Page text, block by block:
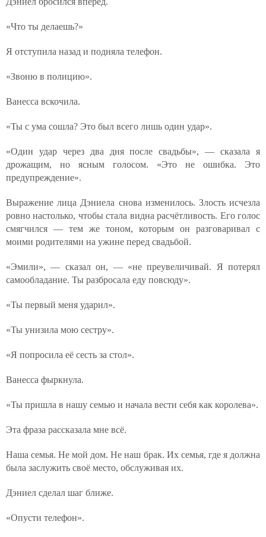
«Что ты делаешь?»
Я отступила назад и подняла телефон.
«Звоню в полицию».
Ванесса вскочила.
«Ты с ума сошла? Это был всего лишь один удар».
«Один удар через два дня после свадьбы», — сказала я
дрожащим, но ясным голосом. «Это не ошибка. Это
предупреждение».
Выражение лица Дэниела снова изменилось. Злость исчезла
ровно настолько, чтобы стала видна расчётливость. Его голос
смягчился — тем же тоном, которым он разговаривал с
моими родителями на ужине перед свадьбой.
«Эмили», — сказал он, — «не преувеличивай. Я потерял
самообладание. Ты разбросала еду повсюду».
«Ты первый меня ударил».
«Ты унизила мою сестру».
«Я попросила её сесть за стол».
Ванесса фыркнула.
«Ты пришла в нашу семью и начала вести себя как королева».
Эта фраза рассказала мне всё.
Наша семья. Не мой дом. Не наш брак. Их семья, где я должна
была заслужить своё место, обслуживая их.
Дэниел сделал шаг ближе.
«Опусти телефон».